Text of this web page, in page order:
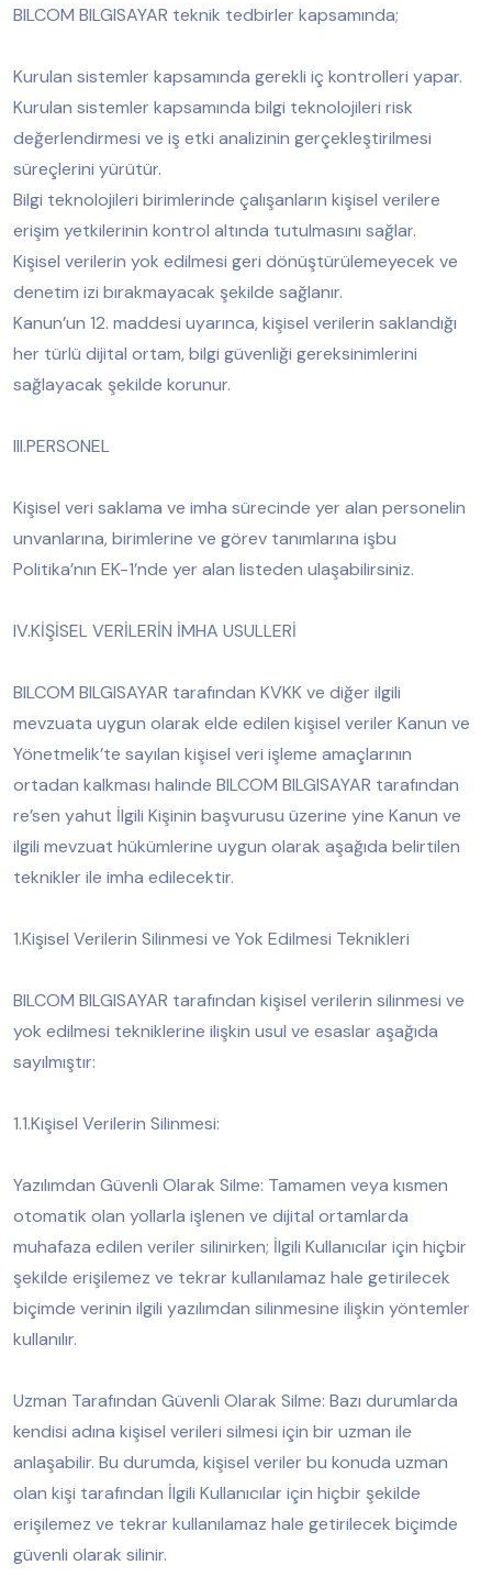
BILCOM BILGISAYAR teknik tedbirler kapsamında;
Kurulan sistemler kapsamında gerekli iç kontrolleri yapar.
Kurulan sistemler kapsamında bilgi teknolojileri risk
değerlendirmesi ve iş etki analizinin gerçekleştirilmesi
süreçlerini yürütür.
Bilgi teknolojileri birimlerinde çalışanların kişisel verilere
erişim yetkilerinin kontrol altında tutulmasını sağlar.
Kişisel verilerin yok edilmesi geri dönüştürülemeyecek ve
denetim izi bırakmayacak şekilde sağlanır.
Kanun’un 12. maddesi uyarınca, kişisel verilerin saklandığı
her türlü dijital ortam, bilgi güvenliği gereksinimlerini
sağlayacak şekilde korunur.
III.PERSONEL
Kişisel veri saklama ve imha sürecinde yer alan personelin
unvanlarına, birimlerine ve görev tanımlarına işbu
Politika’nın EK-1’nde yer alan listeden ulaşabilirsiniz.
IV.KİŞİSEL VERİLERİN İMHA USULLERİ
BILCOM BILGISAYAR tarafından KVKK ve diğer ilgili
mevzuata uygun olarak elde edilen kişisel veriler Kanun ve
Yönetmelik’te sayılan kişisel veri işleme amaçlarının
ortadan kalkması halinde BILCOM BILGISAYAR tarafından
re’sen yahut İlgili Kişinin başvurusu üzerine yine Kanun ve
ilgili mevzuat hükümlerine uygun olarak aşağıda belirtilen
teknikler ile imha edilecektir.
1.Kişisel Verilerin Silinmesi ve Yok Edilmesi Teknikleri
BILCOM BILGISAYAR tarafından kişisel verilerin silinmesi ve
yok edilmesi tekniklerine ilişkin usul ve esaslar aşağıda
sayılmıştır:
1.1.Kişisel Verilerin Silinmesi:
Yazılımdan Güvenli Olarak Silme: Tamamen veya kısmen
otomatik olan yollarla işlenen ve dijital ortamlarda
muhafaza edilen veriler silinirken; İlgili Kullanıcılar için hiçbir
şekilde erişilemez ve tekrar kullanılamaz hale getirilecek
biçimde verinin ilgili yazılımdan silinmesine ilişkin yöntemler
kullanılır.
Uzman Tarafından Güvenli Olarak Silme: Bazı durumlarda
kendisi adına kişisel verileri silmesi için bir uzman ile
anlaşabilir. Bu durumda, kişisel veriler bu konuda uzman
olan kişi tarafından İlgili Kullanıcılar için hiçbir şekilde
erişilemez ve tekrar kullanılamaz hale getirilecek biçimde
güvenli olarak silinir.